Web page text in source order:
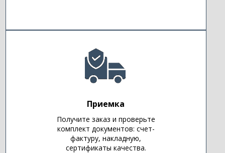
Приемка
Получите заказ и проверьте
комплект документов: счет-
фактуру, накладную,
сертификаты качества.